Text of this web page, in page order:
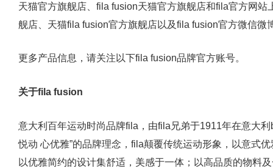
天猫官方旗舰店、fila fusion天猫官方旗舰店和fila官方网
舰店、天猫fila fusion官方旗舰店以及fila fusion官方微信微
更多产品信息，请关注以下fila fusion品牌官方账号。
关于fila fusion
意大利百年运动时尚品牌fila，由fila兄弟于1911年在意大
悦动 心优雅”的品牌理念，fila颠覆传统运动形象，以意式
以优雅简约的设计集舒适，美感于一体；以高品质的物料